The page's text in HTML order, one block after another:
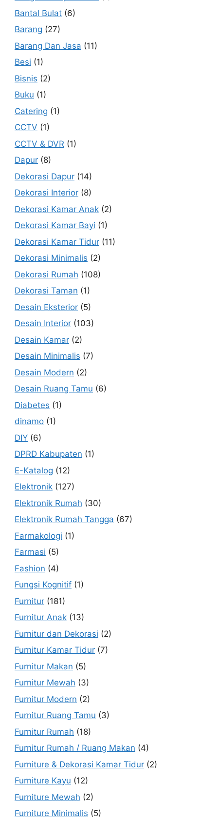
Bantal Bulat (6)
Barang (27)
Barang Dan Jasa (11)
Besi (1)
Bisnis (2)
Buku (1)
Catering (1)
CCTV (1)
CCTV & DVR (1)
Dapur (8)
Dekorasi Dapur (14)
Dekorasi Interior (8)
Dekorasi Kamar Anak (2)
Dekorasi Kamar Bayi (1)
Dekorasi Kamar Tidur (11)
Dekorasi Minimalis (2)
Dekorasi Rumah (108)
Dekorasi Taman (1)
Desain Eksterior (5)
Desain Interior (103)
Desain Kamar (2)
Desain Minimalis (7)
Desain Modern (2)
Desain Ruang Tamu (6)
Diabetes (1)
dinamo (1)
DIY (6)
DPRD Kabupaten (1)
E-Katalog (12)
Elektronik (127)
Elektronik Rumah (30)
Elektronik Rumah Tangga (67)
Farmakologi (1)
Farmasi (5)
Fashion (4)
Fungsi Kognitif (1)
Furnitur (181)
Furnitur Anak (13)
Furnitur dan Dekorasi (2)
Furnitur Kamar Tidur (7)
Furnitur Makan (5)
Furnitur Mewah (3)
Furnitur Modern (2)
Furnitur Ruang Tamu (3)
Furnitur Rumah (18)
Furnitur Rumah / Ruang Makan (4)
Furniture & Dekorasi Kamar Tidur (2)
Furniture Kayu (12)
Furniture Mewah (2)
Furniture Minimalis (5)